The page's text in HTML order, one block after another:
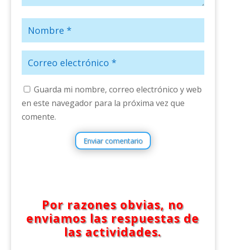
Guarda mi nombre, correo electrónico y web
en este navegador para la próxima vez que
comente.
Enviar comentario
Por razones obvias, no
enviamos las respuestas de
las actividades.